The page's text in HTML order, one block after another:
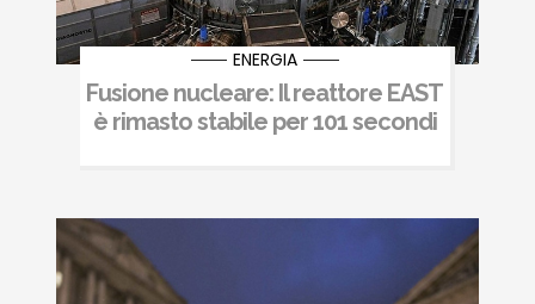
ENERGIA
Fusione nucleare: Il reattore EAST
è rimasto stabile per 101 secondi